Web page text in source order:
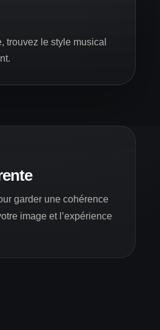
trouvez le style musical
garder une cohérence
image et l’expérience